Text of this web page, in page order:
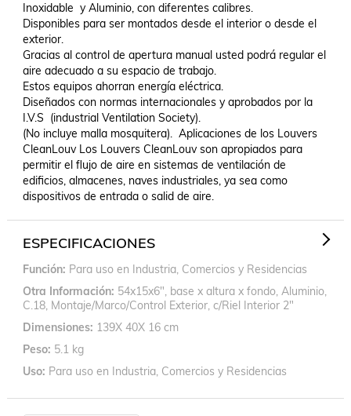
Inoxidable  y Aluminio, con diferentes calibres.
Disponibles para ser montados desde el interior o desde el
exterior.
Gracias al control de apertura manual usted podrá regular el
aire adecuado a su espacio de trabajo.
Estos equipos ahorran energía eléctrica.
Diseñados con normas internacionales y aprobados por la
I.V.S  (industrial Ventilation Society).
(No incluye malla mosquitera).  Aplicaciones de los Louvers
CleanLouv Los Louvers CleanLouv son apropiados para
permitir el flujo de aire en sistemas de ventilación de
edificios, almacenes, naves industriales, ya sea como
dispositivos de entrada o salid de aire.
ESPECIFICACIONES
Función Para uso en Industria, Comercios y Residencias
Otra Información 54x15x6", base x altura x fondo, Aluminio,
C.18, Montaje/Marco/Control Exterior, c/Riel Interior 2"
Dimensiones 139X 40X 16 cm
Peso 5.1 kg
Uso Para uso en Industria, Comercios y Residencias